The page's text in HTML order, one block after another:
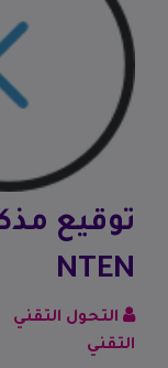
توقيع
NTEN
التحول التقني
التقني